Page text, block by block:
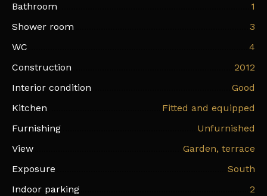
Bathroom
1
Shower room
3
WC
4
Construction
2012
Interior condition
Good
Kitchen
Fitted and equipped
Furnishing
Unfurnished
View
Garden, terrace
Exposure
South
Indoor parking
2